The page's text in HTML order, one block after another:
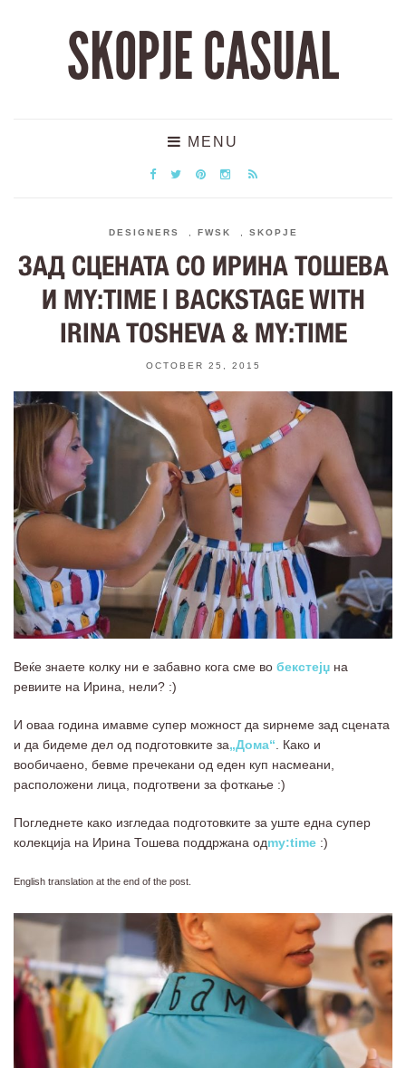
SKOPJE CASUAL
MENU
DESIGNERS FWSK SKOPJE
ЗАД СЦЕНАТА СО ИРИНА ТОШЕВА
И MY:TIME | BACKSTAGE WITH
IRINA TOSHEVA & MY:TIME
OCTOBER 25, 2015
Веќе знаете колку ни е забавно кога сме во бекстејџ на
ревиите на Ирина, нели? :)
И оваа година имавме супер можност да ѕирнеме зад сцената
и да бидеме дел од подготовките за„Дома“. Како и
вообичаено, бевме пречекани од еден куп насмеани,
расположени лица, подготвени за фоткање :)
Погледнете како изгледаа подготовките за уште една супер
колекција на Ирина Тошева поддржана одmy:time :)
English translation at the end of the post.